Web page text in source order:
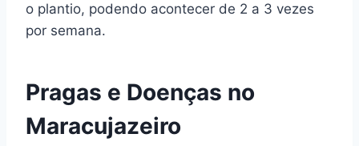
o plantio, podendo acontecer de 2 a 3 vezes
por semana.
Pragas e Doenças no
Maracujazeiro